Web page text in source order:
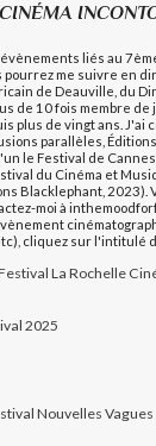
liés au
me suivre en
de Deauville, du
de 10 fois membre de
plus de vingt ans. J'ai
parallèles,
le Festival de
du Cinéma et
Blacklephant, 2023).
moi à
cliquez sur l'intitulé
La Rochelle
2025
Nouvelles Vagues